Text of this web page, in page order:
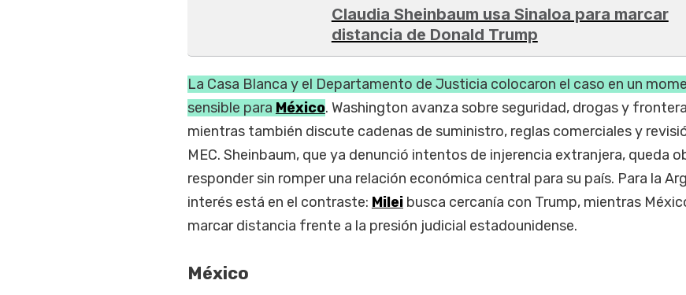
Claudia Sheinbaum usa Sinaloa para marcar
distancia de Donald Trump
La Casa Blanca y el Departamento de Justicia colocaron el caso en un
sensible para México. Washington avanza sobre seguridad, drogas y
mientras también discute cadenas de suministro, reglas comerciales y
MEC. Sheinbaum, que ya denunció intentos de injerencia extranjera, queda
responder sin romper una relación económica central para su país. Para la
interés está en el contraste: Mileibusca cercanía con Trump, mientras
marcar distancia frente a la presión judicial estadounidense.
México